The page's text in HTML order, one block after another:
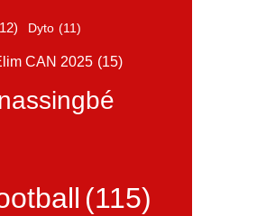
Dyto (11)
CAN 2025 (15)
(115)